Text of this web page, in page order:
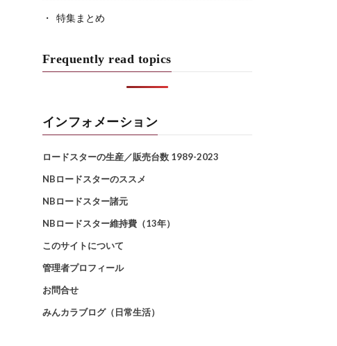
特集まとめ
Frequently read topics
インフォメーション
ロードスターの生産／販売台数 1989-2023
NBロードスターのススメ
NBロードスター諸元
NBロードスター維持費（13年）
このサイトについて
管理者プロフィール
お問合せ
みんカラブログ（日常生活）